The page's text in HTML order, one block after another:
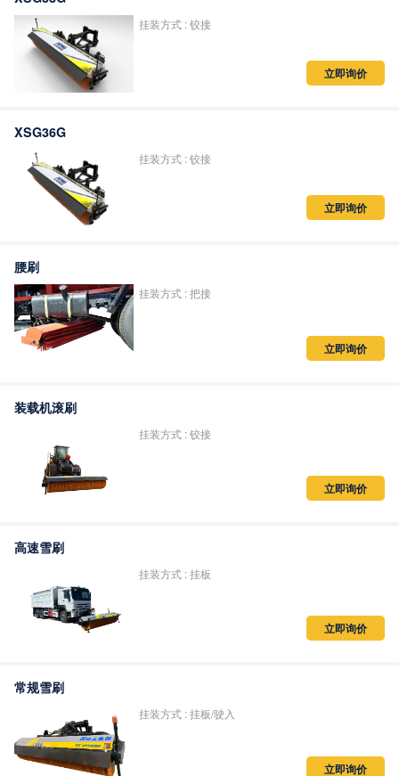
挂装方式 : 铰接
立即询价
XSG36G
挂装方式 : 铰接
立即询价
腰刷
挂装方式 : 把接
立即询价
装载机滚刷
挂装方式 : 铰接
立即询价
高速雪刷
挂装方式 : 挂板
立即询价
常规雪刷
挂装方式 : 挂板/驶入
立即询价